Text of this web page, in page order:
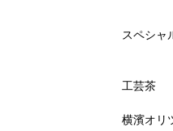
スペシャ
工芸茶
横濱オリ